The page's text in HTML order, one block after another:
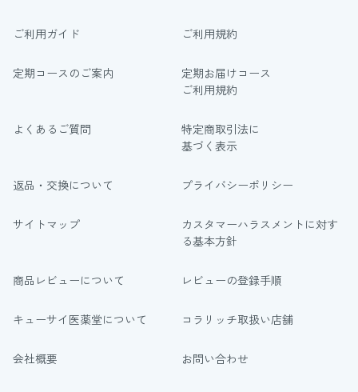
ご利用ガイド ご利用規約
定期コースのご案内
定期お届けコース
ご利用規約
よくあるご質問
特定商取引法に
基づく表示
返品・交換について プライバシーポリシー
サイトマップ
カスタマーハラスメントに対す
る基本方針
商品レビューについて レビューの登録手順
キューサイ医薬堂について コラリッチ取扱い店舗
会社概要 お問い合わせ